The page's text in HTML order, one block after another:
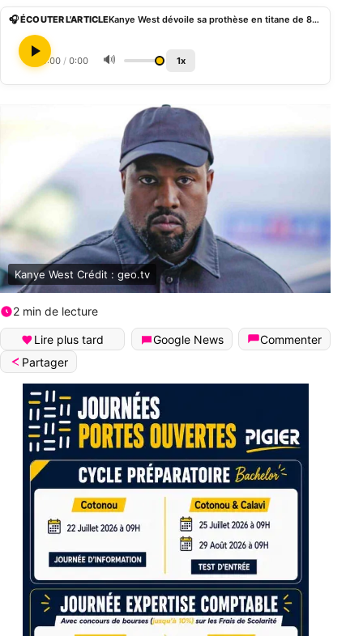
🎧 ÉCOUTER L'ARTICLE Kanye West dévoile sa prothèse en titane de 850 000 $ dans un super-vilain (photos)
0:00 / 0:00 🔊 1x
Kanye West Crédit : geo.tv
2 min de lecture
Lire plus tard Google News
Commenter
Partager